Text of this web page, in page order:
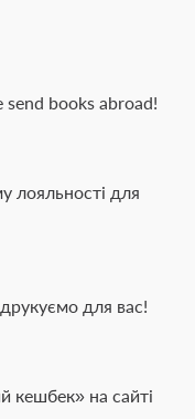
books abroad!
лояльності для
для вас!
кешбек» на сайті